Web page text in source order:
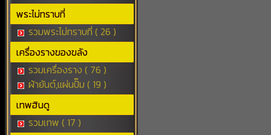
พระไม่ทราบที่
รวมพระไม่ทราบที่ ( 26 )
เครื่องรางของขลัง
รวมเครื่องราง ( 76 )
ผ้ายันต์,แผ่นปั๊ม ( 19 )
เทพฮินดู
รวมเทพ ( 17 )